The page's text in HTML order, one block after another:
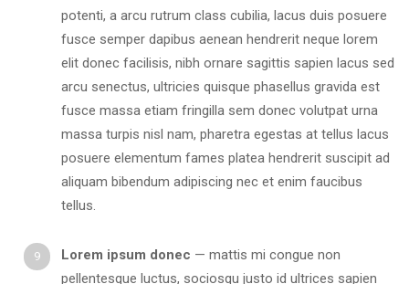
potenti, a arcu rutrum class cubilia, lacus duis posuere
fusce semper dapibus aenean hendrerit neque lorem
elit donec facilisis, nibh ornare sagittis sapien lacus sed
arcu senectus, ultricies quisque phasellus gravida est
fusce massa etiam fringilla sem donec volutpat urna
massa turpis nisl nam, pharetra egestas at tellus lacus
posuere elementum fames platea hendrerit suscipit ad
aliquam bibendum adipiscing nec et enim faucibus
tellus.
Lorem ipsum donec — mattis mi congue non
pellentesque luctus, sociosqu justo id ultrices sapien